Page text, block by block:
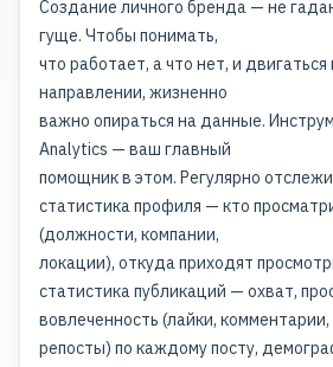
Создание личного бренда — не
гуще. Чтобы понимать,
что работает, а что нет, и
направлении, жизненно
важно опираться на данные.
Analytics — ваш главный
помощник в этом. Регулярно
статистика профиля — кто
(должности, компании,
локации), откуда приходят
статистика публикаций — охват,
вовлеченность (лайки, комментарии,
репосты) по каждому посту,